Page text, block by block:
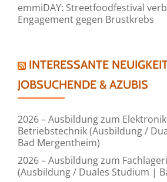
emmiDAY: Streetfoodfestival
Engagement gegen Brustkrebs
INTERESSANTE
JOBSUCHENDE & AZUBIS
2026 – Ausbildung zum
Betriebstechnik (Ausbildung /
Bad Mergentheim)
2026 – Ausbildung zum
(Ausbildung / Duales Studium |